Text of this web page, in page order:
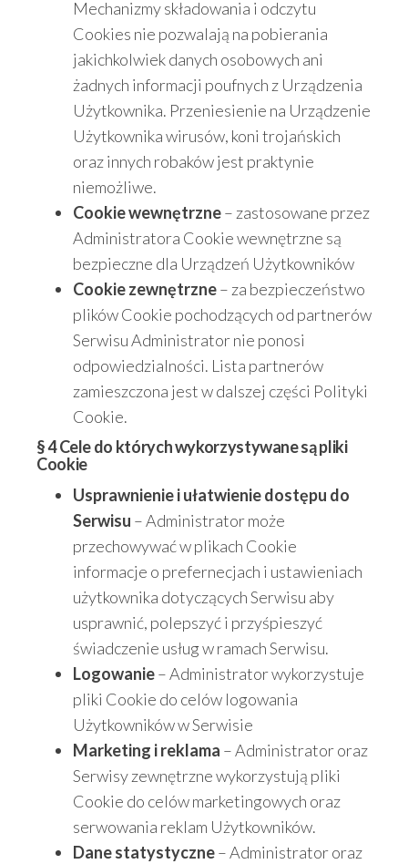
Mechanizmy składowania i odczytu
Cookies nie pozwalają na pobierania
jakichkolwiek danych osobowych ani
żadnych informacji poufnych z Urządzenia
Użytkownika. Przeniesienie na Urządzenie
Użytkownika wirusów, koni trojańskich
oraz innych robaków jest praktynie
niemożliwe.
Cookie wewnętrzne– zastosowane przez
Administratora Cookie wewnętrzne są
bezpieczne dla Urządzeń Użytkowników
Cookie zewnętrzne– za bezpieczeństwo
plików Cookie pochodzących od partnerów
Serwisu Administrator nie ponosi
odpowiedzialności. Lista partnerów
zamieszczona jest w dalszej części Polityki
Cookie.
§ 4 Cele do których wykorzystywane są pliki
Cookie
Usprawnienie i ułatwienie dostępu do
Serwisu – Administrator może
przechowywać w plikach Cookie
informacje o prefernecjach i ustawieniach
użytkownika dotyczących Serwisu aby
usprawnić, polepszyć i przyśpieszyć
świadczenie usług w ramach Serwisu.
Logowanie– Administrator wykorzystuje
pliki Cookie do celów logowania
Użytkowników w Serwisie
Marketing i reklama – Administrator oraz
Serwisy zewnętrzne wykorzystują pliki
Cookie do celów marketingowych oraz
serwowania reklam Użytkowników.
Dane statystyczne– Administrator oraz